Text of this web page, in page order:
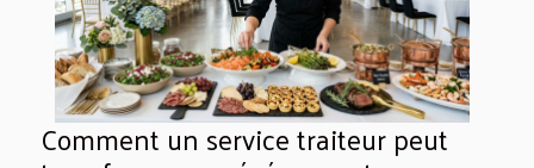
Comment un service traiteur peut